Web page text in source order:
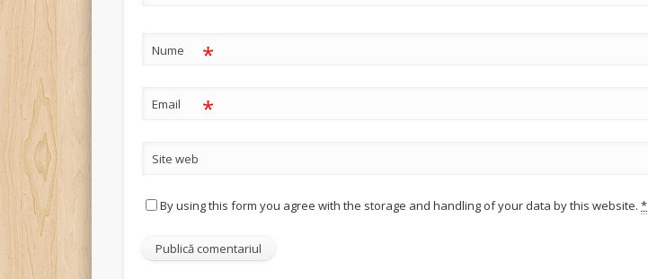
Nume *
Email *
Site web
By using this form you agree with the storage and handling of your data by this website.*